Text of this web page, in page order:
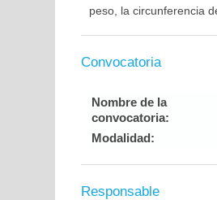
peso, la circunferencia
Convocatoria
Nombre de la
convocatoria:
Modalidad:
Responsable